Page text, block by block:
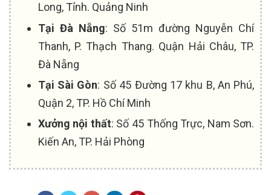
Long, Tỉnh. Quảng Ninh
Tại Đà Nẵng: Số 51m đường Nguyễn Chí
Thanh, P. Thạch Thang. Quận Hải Châu, TP.
Đà Nẵng
Tại Sài Gòn: Số 45 Đường 17 khu B, An Phú,
Quận 2, TP. Hồ Chí Minh
Xưởng nội thất: Số 45 Thống Trực, Nam Sơn.
Kiến An, TP. Hải Phòng